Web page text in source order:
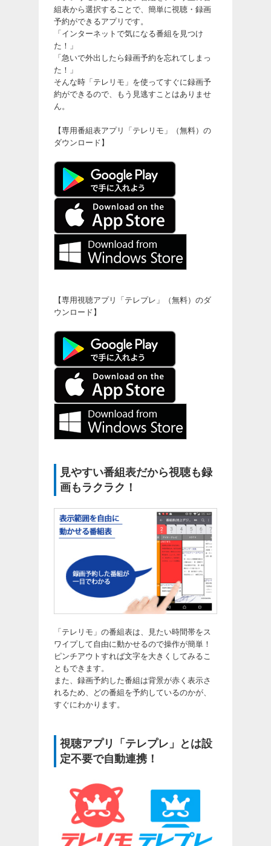
組表から選択することで、簡単に視聴・録画
予約ができるアプリです。
「インターネットで気になる番組を見つけ
た！」
「急いで外出したら録画予約を忘れてしまっ
た！」
そんな時「テレリモ」を使ってすぐに録画予
約ができるので、もう見逃すことはありませ
ん。
【専用番組表アプリ「テレリモ」（無料）の
ダウンロード】
【専用視聴アプリ「テレプレ」（無料）のダ
ウンロード】
見やすい番組表だから視聴も録
画もラクラク！
「テレリモ」の番組表は、見たい時間帯をス
ワイプして自由に動かせるので操作が簡単！
ピンチアウトすれば文字を大きくしてみるこ
ともできます。
また、録画予約した番組は背景が赤く表示さ
れるため、どの番組を予約しているのかが、
すぐにわかります。
視聴アプリ「テレプレ」とは設
定不要で自動連携！